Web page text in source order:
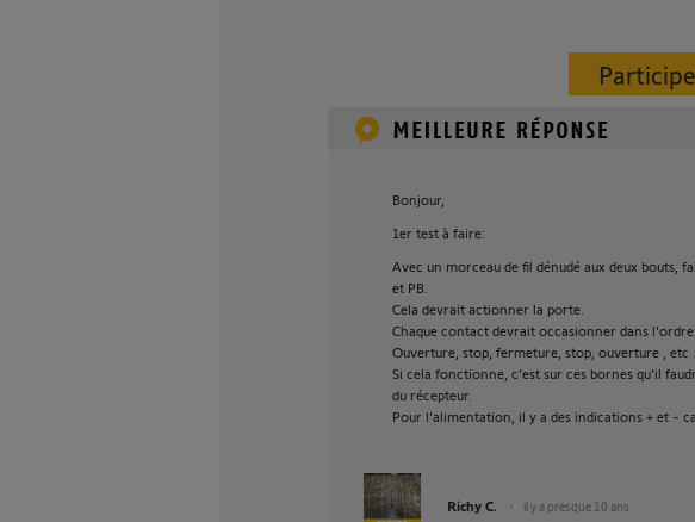
Bonjour,
1er test à faire:
Avec un morceau de fil dénudé aux deux bouts,
et PB.
Cela devrait actionner la porte.
Chaque contact devrait occasionner dans l'ordre:
Ouverture, stop, fermeture, stop, ouverture , etc ...
Si cela fonctionne, c'est sur ces bornes qu'il
du récepteur.
Pour l'alimentation, il y a des indications + et -
Richy C. il y a presque 10 ans